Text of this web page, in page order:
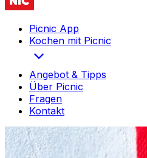
Picnic App
Kochen mit Picnic
Angebot & Tipps
Über Picnic
Fragen
Kontakt